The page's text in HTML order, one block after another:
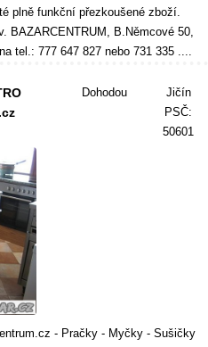
plně funkční přezkoušené zboží.
BAZARCENTRUM, B.Němcové 50,
tel.: 777 647 827 nebo 731 335 ....
Dohodou
Jičín
PSČ:
50601
- Pračky - Myčky - Sušičky